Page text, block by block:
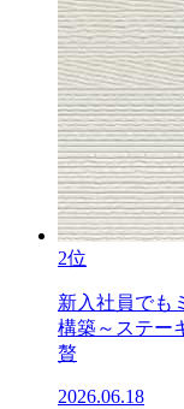
2位
新入社員でも
構築～ステー
贅
2026.06.18